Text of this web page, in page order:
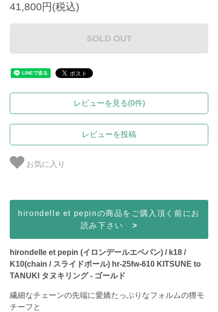
41,800円(税込)
SOLD OUT
レビューを見る(0件)
レビューを投稿
お気に入り
hirondelle et pepinの商品をご購入頂く前にお
読み下さい >
hirondelle et pepin (イロンデールエペパン) / k18 /
K10(chain / スライドボール) hr-25fw-610 KITSUNE to
TANUKI タヌキリング - ゴールド
繊細なチェーンの先端に愛嬌たっぷりなフォルムの狸モ
チーフと